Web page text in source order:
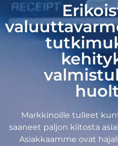
Markkinoille tulleet
saaneet paljon kiitosta
Asiakkaamme ovat